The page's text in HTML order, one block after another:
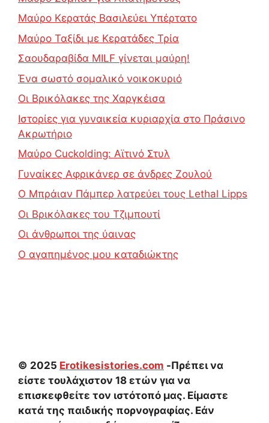
Μαύρο Κερατάς Βασιλεύει Υπέρτατο
Μαύρο Ταξίδι με Κερατάδες Τρία
Σαουδαραβίδα MILF γίνεται μαύρη!
Ένα σωστό σομαλικό νοικοκυριό
Οι Βρικόλακες της Χαργκέισα
Ιστορίες για γυναικεία κυριαρχία στο Πράσινο
Ακρωτήριο
Μαύρο Cuckolding: Αϊτινό Στυλ
Γυναίκες Αφρικάνερ σε άνδρες Ζουλού
Ο Μπράιαν Πάμπερ λατρεύει τους Lethal Lipps
Οι Βρικόλακες του Τζιμπουτί
Οι άνθρωποι της ύαινας
Ο αγαπημένος μου καταδιώκτης
© 2025 Erotikesistories.com -Πρέπει να
είστε τουλάχιστον 18 ετών για να
επισκεφθείτε τον ιστότοπό μας. Είμαστε
κατά της παιδικής πορνογραφίας. Εάν